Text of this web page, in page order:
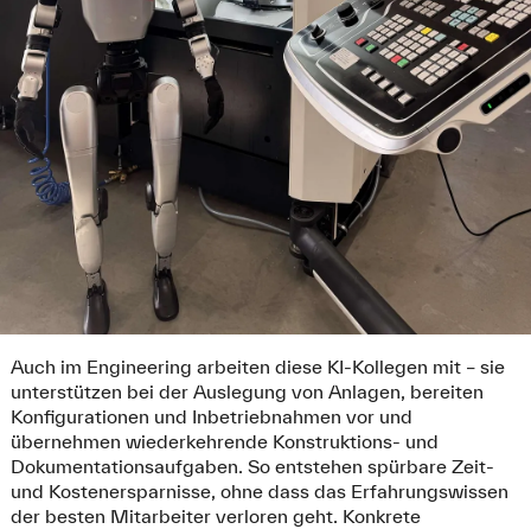
Auch im Engineering arbeiten diese KI-Kollegen mit – sie
unterstützen bei der Auslegung von Anlagen, bereiten
Konfigurationen und Inbetriebnahmen vor und
übernehmen wiederkehrende Konstruktions- und
Dokumentationsaufgaben. So entstehen spürbare Zeit-
und Kostenersparnisse, ohne dass das Erfahrungswissen
der besten Mitarbeiter verloren geht. Konkrete